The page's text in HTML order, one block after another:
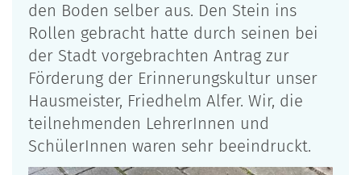
den Boden selber aus. Den Stein ins
Rollen gebracht hatte durch seinen bei
der Stadt vorgebrachten Antrag zur
Förderung der Erinnerungskultur unser
Hausmeister, Friedhelm Alfer. Wir, die
teilnehmenden LehrerInnen und
SchülerInnen waren sehr beeindruckt.